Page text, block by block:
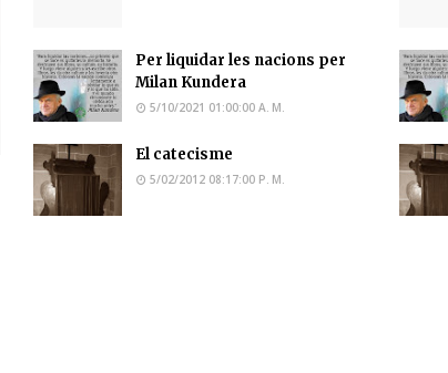
Per liquidar les nacions per
Milan Kundera
5/10/2021 01:00:00 A. M.
El catecisme
5/02/2012 08:17:00 P. M.